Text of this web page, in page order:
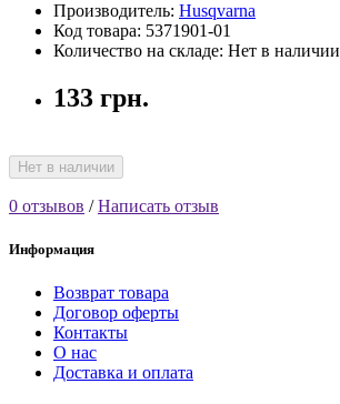
Производитель: Husqvarna
Код товара: 5371901-01
Количество на складе: Нет в наличии
133 грн.
Нет в наличии
0 отзывов /Написать отзыв
Информация
Возврат товара
Договор оферты
Контакты
О нас
Доставка и оплата